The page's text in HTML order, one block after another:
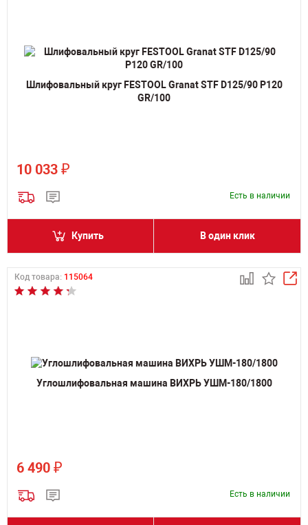
Шлифовальный круг FESTOOL Granat STF D125/90 P120
GR/100
10 033 ₽
Есть в наличии
Купить В один клик
Код товара: 115064
Углошлифовальная машина ВИХРЬ УШМ-180/1800
6 490 ₽
Есть в наличии